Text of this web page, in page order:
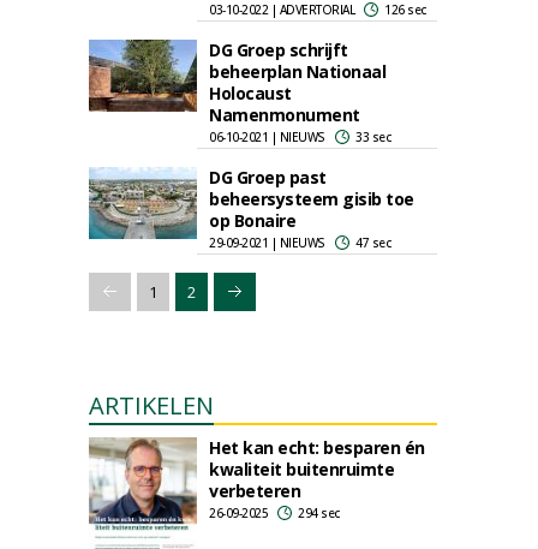
03-10-2022 | ADVERTORIAL 126 sec
DG Groep schrijft
beheerplan Nationaal
Holocaust
Namenmonument
06-10-2021 | NIEUWS 33 sec
DG Groep past
beheersysteem gisib toe
op Bonaire
29-09-2021 | NIEUWS 47 sec
1 2
ARTIKELEN
Het kan echt: besparen én
kwaliteit buitenruimte
verbeteren
26-09-2025 294 sec